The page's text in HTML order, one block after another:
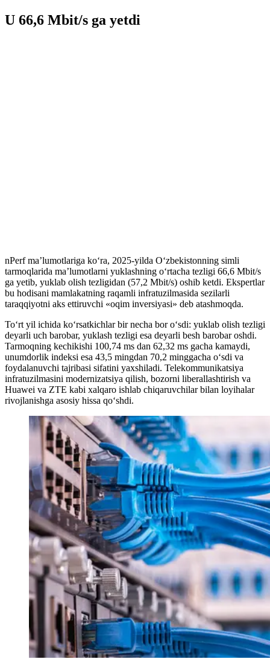
U 66,6 Mbit/s ga yetdi
nPerf ma’lumotlariga ko‘ra, 2025-yilda O‘zbekistonning simli
tarmoqlarida ma’lumotlarni yuklashning o‘rtacha tezligi 66,6 Mbit/s
ga yetib, yuklab olish tezligidan (57,2 Mbit/s) oshib ketdi. Ekspertlar
bu hodisani mamlakatning raqamli infratuzilmasida sezilarli
taraqqiyotni aks ettiruvchi «oqim inversiyasi» deb atashmoqda.
To‘rt yil ichida ko‘rsatkichlar bir necha bor o‘sdi: yuklab olish tezligi
deyarli uch barobar, yuklash tezligi esa deyarli besh barobar oshdi.
Tarmoqning kechikishi 100,74 ms dan 62,32 ms gacha kamaydi,
unumdorlik indeksi esa 43,5 mingdan 70,2 minggacha o‘sdi va
foydalanuvchi tajribasi sifatini yaxshiladi. Telekommunikatsiya
infratuzilmasini modernizatsiya qilish, bozorni liberallashtirish va
Huawei va ZTE kabi xalqaro ishlab chiqaruvchilar bilan loyihalar
rivojlanishga asosiy hissa qo‘shdi.